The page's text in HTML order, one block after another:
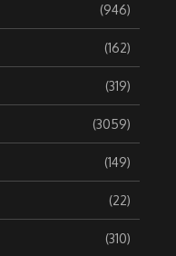
(946)
(162)
(319)
(3059)
(149)
(22)
(310)